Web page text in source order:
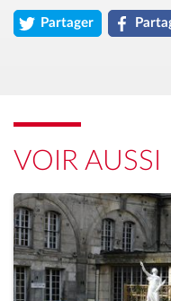
Partager
la page « Le Maire et
la page
VOIR AUSSI